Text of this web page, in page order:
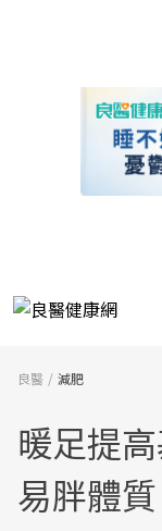
良醫 減肥
暖足提
易胖體質